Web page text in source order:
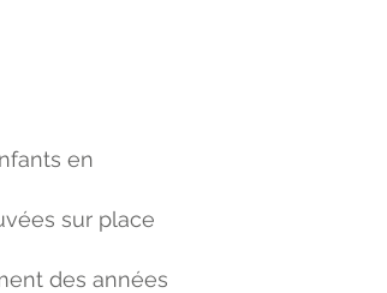
en
sur place
des années